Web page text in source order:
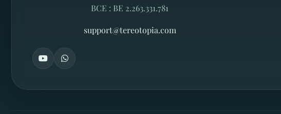
BCE : BE 2.263.331.781
support@tereotopia.com